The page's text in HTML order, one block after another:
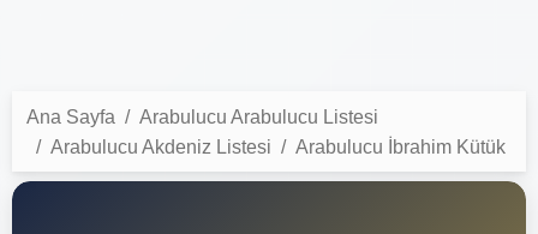
Ana Sayfa
Arabulucu Arabulucu Listesi
Arabulucu Akdeniz Listesi
Arabulucu İbrahim Kütük